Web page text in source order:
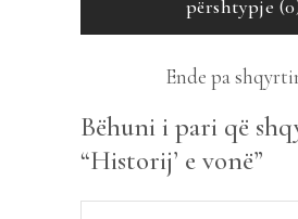
përshtypje
Ende pa
Bëhuni i pari që
“Historij’ e vonë”